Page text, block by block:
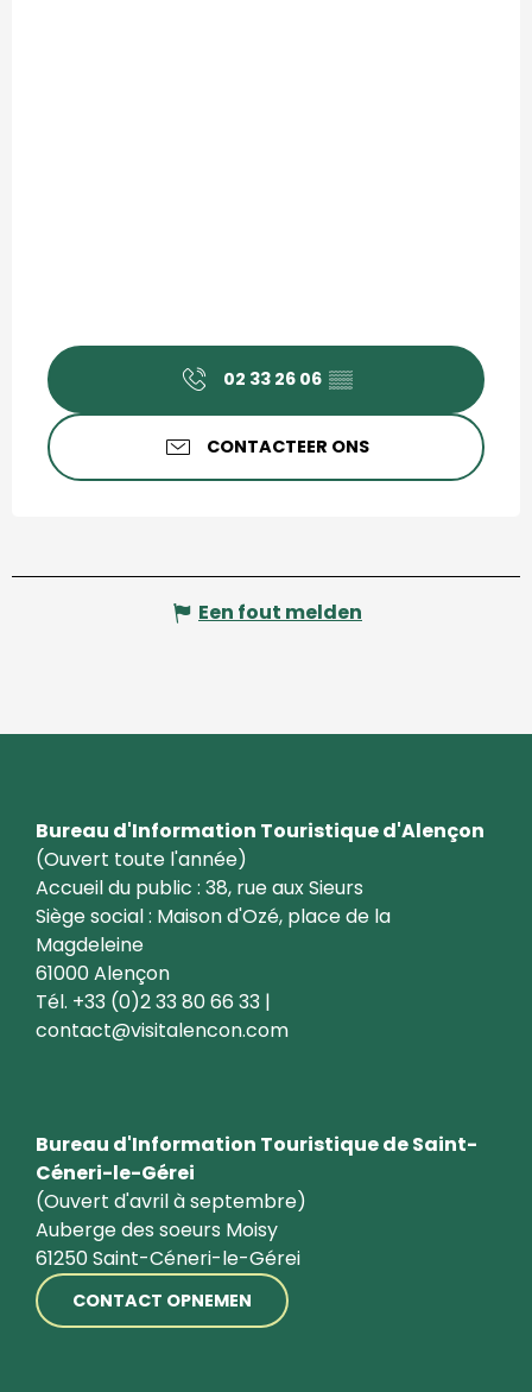
02 33 26 06 ▒▒
CONTACTEER ONS
Een fout melden
Bureau d'Information Touristique d'Alençon
(Ouvert toute l'année)
Accueil du public : 38, rue aux Sieurs
Siège social : Maison d'Ozé, place de la
Magdeleine
61000 Alençon
Tél. +33 (0)2 33 80 66 33 |
contact@visitalencon.com
Bureau d'Information Touristique de Saint-
Céneri-le-Gérei
(Ouvert d'avril à septembre)
Auberge des soeurs Moisy
61250 Saint-Céneri-le-Gérei
CONTACT OPNEMEN